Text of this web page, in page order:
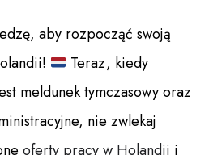
aby rozpocząć swoją
Teraz, kiedy
meldunek tymczasowy oraz
nie zwlekaj
oferty pracy w Holandii i